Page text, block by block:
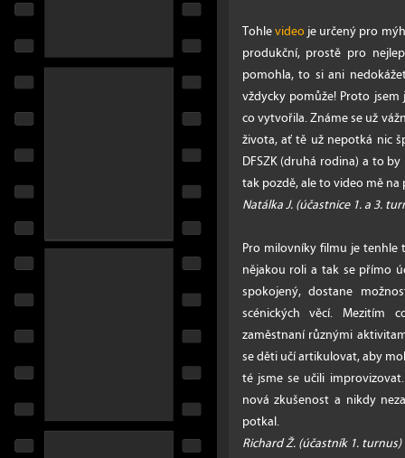
Tohlevideoje určený pro
produkční, prostě pro
pomohla, to si ani
vždycky pomůže! Proto
co vytvořila. Známe se už
života, ať tě už nepotká nic
DFSZK (druhá rodina) a to
tak pozdě, ale to video mě
Natálka J. (účastnice 1. a 3.
Pro milovníky filmu je tenhle
nějakou roli a tak se přímo
spokojený, dostane
scénických věcí. Mezitím
zaměstnaní různými
se děti učí artikulovat, aby
té jsme se učili
nová zkušenost a nikdy
potkal.
Richard Ž. (účastník 1. turnus)